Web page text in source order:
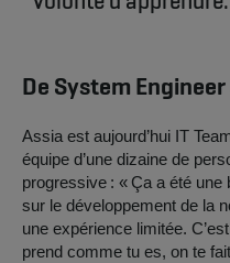
De System
Assia est aujourd’hui IT
équipe d’une dizaine de
progressive : « Ça a été
sur le développement de la
une expérience limitée.
prend comme tu es, on te